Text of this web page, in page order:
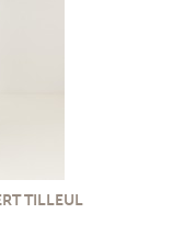
TILLEUL